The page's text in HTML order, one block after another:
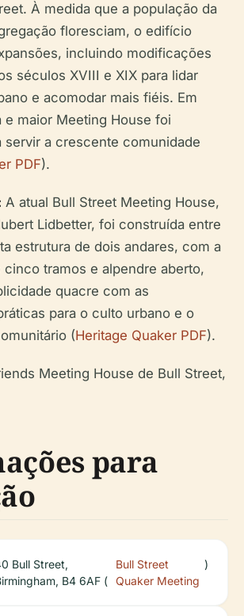
À medida que a população da
floresciam, o edifício
incluindo modificações
séculos XVIII e XIX para lidar
e acomodar mais fiéis. Em
e maior Meeting House foi
servir a crescente comunidade
PDF).
A atual Bull Street Meeting House,
Lidbetter, foi construída entre
estrutura de dois andares, com a
cinco tramos e alpendre aberto,
quacre com as
para o culto urbano e o
(Heritage Quaker PDF).
para
Bull Street,
B4 6AF (
Bull Street
Quaker Meeting
)